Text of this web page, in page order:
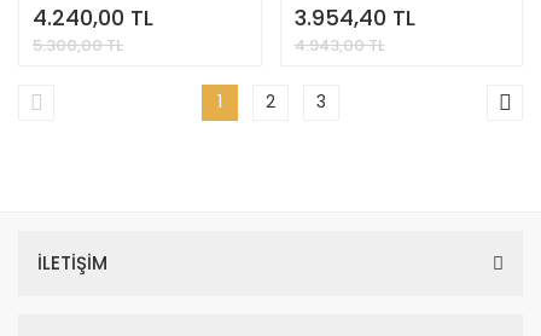
4.240,00 TL
5.300,00 TL
3.954,40 TL
4.943,00 TL
1 2 3
İLETİŞİM